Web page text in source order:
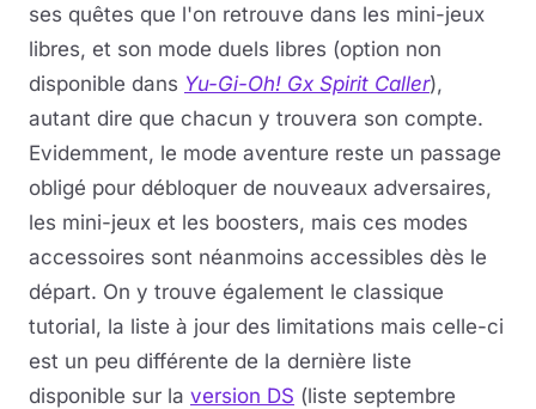
ses quêtes que l'on retrouve dans les mini-jeux
libres, et son mode duels libres (option non
disponible dans Yu-Gi-Oh! Gx Spirit Caller),
autant dire que chacun y trouvera son compte.
Evidemment, le mode aventure reste un passage
obligé pour débloquer de nouveaux adversaires,
les mini-jeux et les boosters, mais ces modes
accessoires sont néanmoins accessibles dès le
départ. On y trouve également le classique
tutorial, la liste à jour des limitations mais celle-ci
est un peu différente de la dernière liste
disponible sur la version DS (liste septembre